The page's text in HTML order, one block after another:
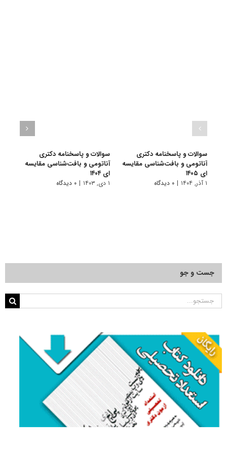
سوالات و پاسخنامه دکتری
آناتومی و بافت‌شناسی مقایسه
ای ۱۴۰۵
۱ آذر, ۱۴۰۴ | ۰ دیدگاه
سوالات و پاسخنامه دکتری
آناتومی و بافت‌شناسی مقایسه
ای ۱۴۰۴
۱ دی, ۱۴۰۳ | ۰ دیدگاه
جست و جو
جستجو